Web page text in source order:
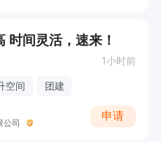
时间灵活，速来！
1小时前
空间 团建
公司
申请